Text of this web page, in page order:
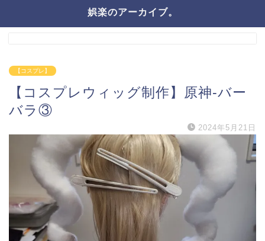
娯楽のアーカイブ。
【コスプレ】
【コスプレウィッグ制作】原神-バー
バラ③
2024年5月21日